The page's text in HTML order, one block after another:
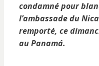
condamné pour
l’ambassade du
remporté, ce
au Panamá.